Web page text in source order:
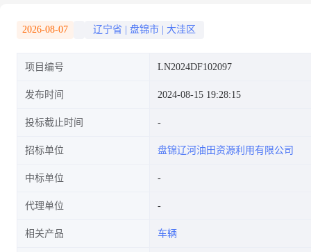
2026-08-07 辽宁省 盘锦市 大洼区
项目编号 LN2024DF102097
发布时间 2024-08-15 19:28:15
投标截止时间
招标单位 盘锦辽河油田资源利用有限公司
中标单位
代理单位
相关产品 车辆